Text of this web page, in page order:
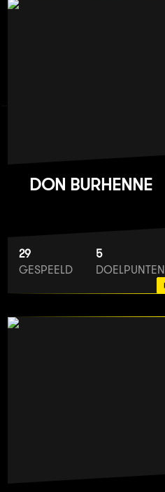
DON BURHENNE
29
GESPEELD
5
DOELPUNTEN